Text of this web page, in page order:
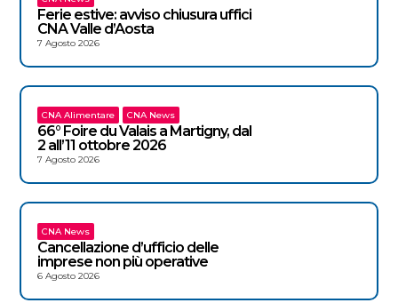
Ferie estive: avviso chiusura uffici
CNA Valle d’Aosta
7 Agosto 2026
CNA Alimentare CNA News
66° Foire du Valais a Martigny, dal
2 all’11 ottobre 2026
7 Agosto 2026
CNA News
Cancellazione d’ufficio delle
imprese non più operative
6 Agosto 2026